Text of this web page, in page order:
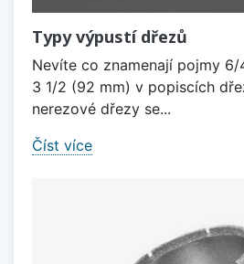
Typy výpustí dřezů
Nevíte co znamenají pojmy 6/
3 1/2 (92 mm) v popiscích
nerezové dřezy se...
Číst více